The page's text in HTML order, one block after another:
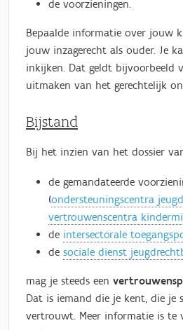
de voorzieningen.
Bepaalde informatie over jouw
jouw inzagerecht als ouder. Je
inkijken. Dat geldt bijvoorbeeld
uitmaken van het gerechtelijk
Bijstand
Bij het inzien van het dossier
de gemandateerde
(ondersteuningscentra
vertrouwenscentra
de intersectorale
de sociale dienst
mag je steeds een
Dat is iemand die je kent, die je
vertrouwt. Meer informatie is te